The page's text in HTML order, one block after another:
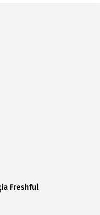
Freshful